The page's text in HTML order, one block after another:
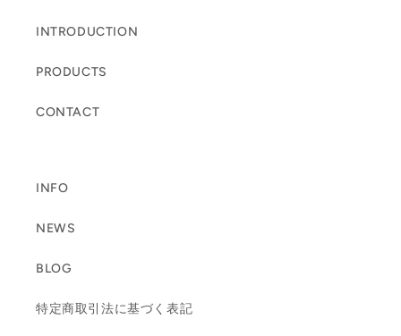
INTRODUCTION
PRODUCTS
CONTACT
INFO
NEWS
BLOG
特定商取引法に基づく表記